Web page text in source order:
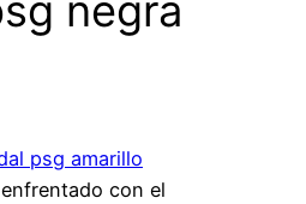
negra
con el